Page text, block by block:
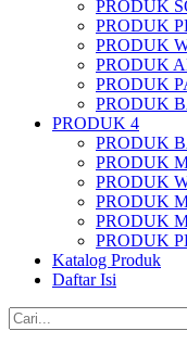
PRODUK
PRODUK
PRODUK
PRODUK
PRODUK
PRODUK
PRODUK 4
PRODUK
PRODUK
PRODUK
PRODUK
PRODUK
PRODUK
Katalog Produk
Daftar Isi